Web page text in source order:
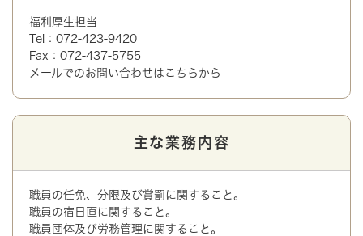
福利厚生担当
Tel：072-423-9420
Fax：072-437-5755
メールでのお問い合わせはこちらから
主な業務内容
職員の任免、分限及び賞罰に関すること。
職員の宿日直に関すること。
職員団体及び労務管理に関すること。